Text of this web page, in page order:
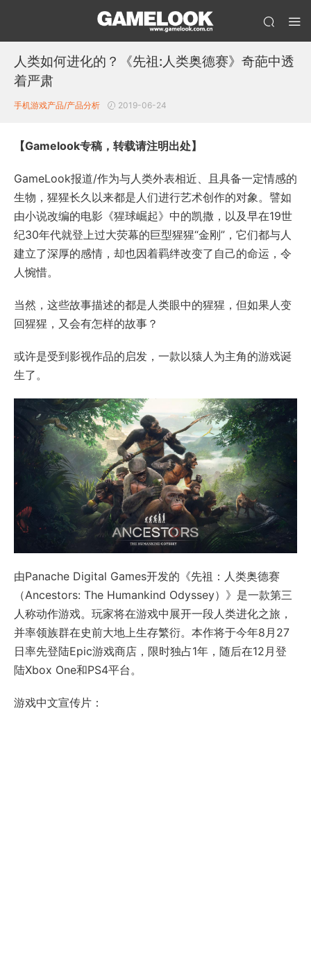
人类如何进化的？《先祖:人类奥德赛》奇葩中透
着严肃
手机游戏产品/产品分析 2019-06-24
【Gamelook专稿，转载请注明出处】
GameLook报道/作为与人类外表相近、且具备一定情感的
生物，猩猩长久以来都是人们进行艺术创作的对象。譬如
由小说改编的电影《猩球崛起》中的凯撒，以及早在19世
纪30年代就登上过大荧幕的巨型猩猩“金刚”，它们都与人
建立了深厚的感情，却也因着羁绊改变了自己的命运，令
人惋惜。
当然，这些故事描述的都是人类眼中的猩猩，但如果人变
回猩猩，又会有怎样的故事？
或许是受到影视作品的启发，一款以猿人为主角的游戏诞
生了。
由Panache Digital Games开发的《先祖：人类奥德赛
（Ancestors: The Humankind Odyssey）》是一款第三
人称动作游戏。玩家将在游戏中展开一段人类进化之旅，
并率领族群在史前大地上生存繁衍。本作将于今年8月27
日率先登陆Epic游戏商店，限时独占1年，随后在12月登
陆Xbox One和PS4平台。
游戏中文宣传片：